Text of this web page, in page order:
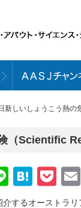
新しいしょうこう熱の
（Scientific
Line
するオーストラ